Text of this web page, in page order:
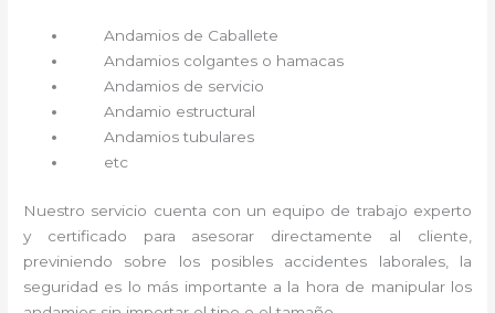
Andamios de Caballete
Andamios colgantes o hamacas
Andamios de servicio
Andamio estructural
Andamios tubulares
etc
Nuestro servicio cuenta con un equipo de trabajo experto
y certificado para asesorar directamente al cliente,
previniendo sobre los posibles accidentes laborales, la
seguridad es lo más importante a la hora de manipular los